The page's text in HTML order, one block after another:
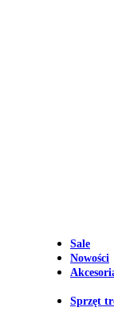
Sale
Nowości
Sprzęt